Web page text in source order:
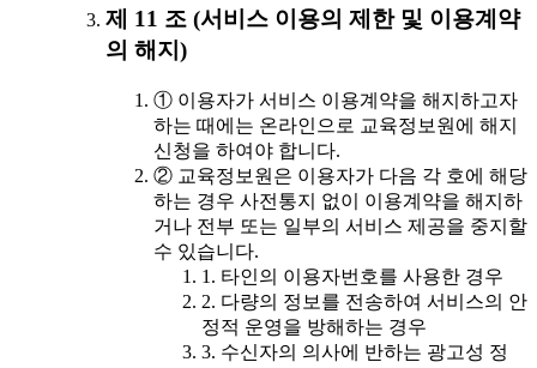
제 11 조 (서비스 이용의 제한 및 이용계약
의 해지)
① 이용자가 서비스 이용계약을 해지하고자
하는 때에는 온라인으로 교육정보원에 해지
신청을 하여야 합니다.
② 교육정보원은 이용자가 다음 각 호에 해당
하는 경우 사전통지 없이 이용계약을 해지하
거나 전부 또는 일부의 서비스 제공을 중지할
수 있습니다.
1. 타인의 이용자번호를 사용한 경우
2. 다량의 정보를 전송하여 서비스의 안
정적 운영을 방해하는 경우
3. 수신자의 의사에 반하는 광고성 정